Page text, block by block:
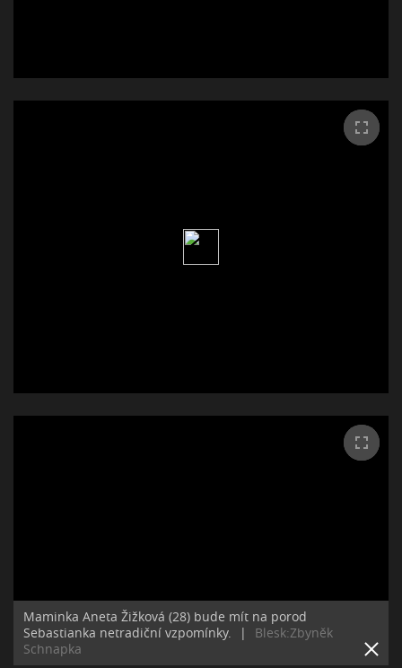
Maminka Aneta Žižková (28) bude mít na porod
Sebastianka netradiční vzpomínky.
|
Blesk:Zbyněk
Schnapka